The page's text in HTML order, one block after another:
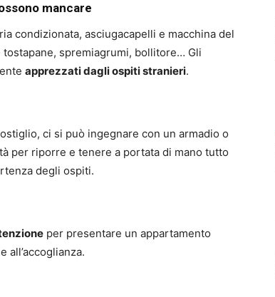
mancare
condizionata, asciugacapelli e macchina del
spremiagrumi, bollitore… Gli
apprezzati dagli ospiti stranieri.
ci si può ingegnare con un armadio o
per riporre e tenere a portata di mano tutto
degli ospiti.
per presentare un appartamento
all’accoglianza.